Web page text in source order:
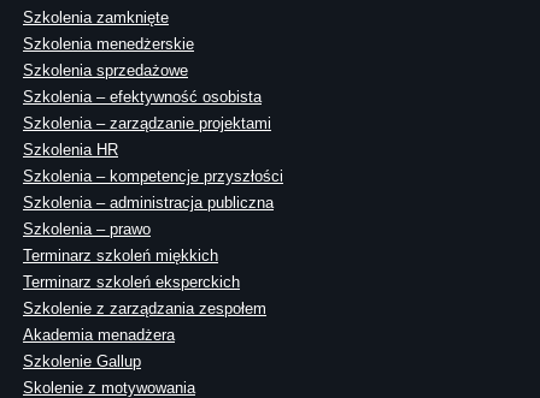
Szkolenia zamknięte
Szkolenia menedżerskie
Szkolenia sprzedażowe
Szkolenia – efektywność osobista
Szkolenia – zarządzanie projektami
Szkolenia HR
Szkolenia – kompetencje przyszłości
Szkolenia – administracja publiczna
Szkolenia – prawo
Terminarz szkoleń miękkich
Terminarz szkoleń eksperckich
Szkolenie z zarządzania zespołem
Akademia menadżera
Szkolenie Gallup
Skolenie z motywowania